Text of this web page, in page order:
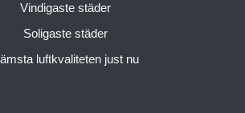
Vindigaste städer
Soligaste städer
luftkvaliteten just nu